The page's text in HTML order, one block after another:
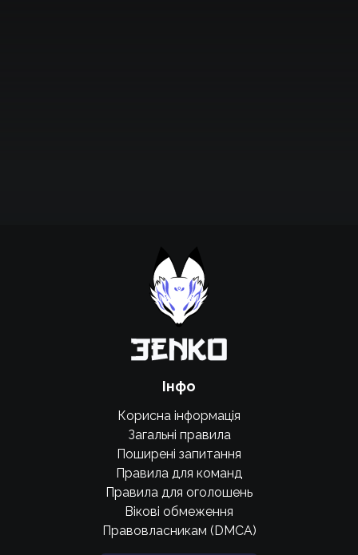
крутих нововведень
Підтримати проєкт
Інфо
Корисна інформація
Загальні правила
Поширені запитання
Правила для команд
Правила для оголошень
Вікові обмеження
Правовласникам (DMCA)